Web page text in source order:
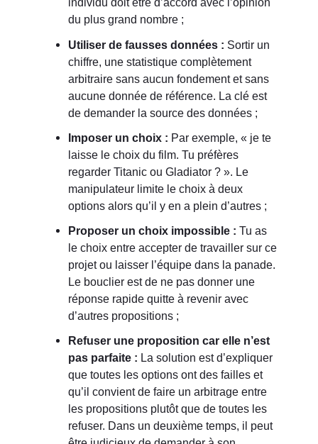
du plus grand nombre ;
Utiliser de fausses données : Sortir un
chiffre, une statistique complètement
arbitraire sans aucun fondement et sans
aucune donnée de référence. La clé est
de demander la source des données ;
Imposer un choix : Par exemple, « je te
laisse le choix du film. Tu préfères
regarder Titanic ou Gladiator ? ». Le
manipulateur limite le choix à deux
options alors qu’il y en a plein d’autres ;
Proposer un choix impossible : Tu as
le choix entre accepter de travailler sur ce
projet ou laisser l’équipe dans la panade.
Le bouclier est de ne pas donner une
réponse rapide quitte à revenir avec
d’autres propositions ;
Refuser une proposition car elle n’est
pas parfaite : La solution est d’expliquer
que toutes les options ont des failles et
qu’il convient de faire un arbitrage entre
les propositions plutôt que de toutes les
refuser. Dans un deuxième temps, il peut